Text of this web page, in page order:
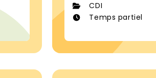
CDI
Temps partiel